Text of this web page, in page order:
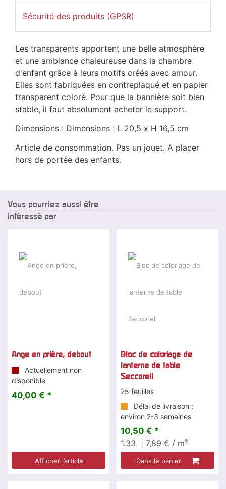
Sécurité des produits (GPSR)
Les transparents apportent une belle atmosphère
et une ambiance chaleureuse dans la chambre
d'enfant grâce à leurs motifs créés avec amour.
Elles sont fabriquées en contreplaqué et en papier
transparent coloré. Pour que la bannière soit bien
stable, il faut absolument acheter le support.
Dimensions : Dimensions : L 20,5 x H 16,5 cm
Article de consommation. Pas un jouet. A placer
hors de portée des enfants.
Vous pourriez aussi être
intéressé par
Ange en prière, debout
Actuellement non
disponible
40,00 € *
Afficher l’article
Bloc de coloriage de
lanterne de table
Seccorell
25 feuilles
Délai de livraison :
environ 2-3 semaines
10,50 € *
1.33
| 7,89 € / m²
Dans le panier